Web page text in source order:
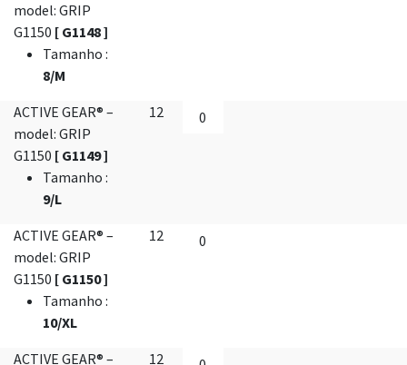
model: GRIP
G1150 [ G1148 ]
Tamanho :
8/M
ACTIVE GEAR® –
model: GRIP
G1150 [ G1149 ]
Tamanho :
9/L
12
ACTIVE GEAR® –
model: GRIP
G1150 [ G1150 ]
Tamanho :
10/XL
12
ACTIVE GEAR® –
12